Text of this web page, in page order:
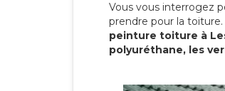
Vous vous interrogez
prendre pour la
peinture toiture à
polyuréthane, les